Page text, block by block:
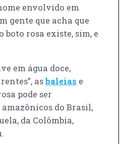
envolvido em
gente que acha que
boto rosa existe, sim, e
em água doce,
asbaleias e
pode ser
do Brasil,
da Colômbia,